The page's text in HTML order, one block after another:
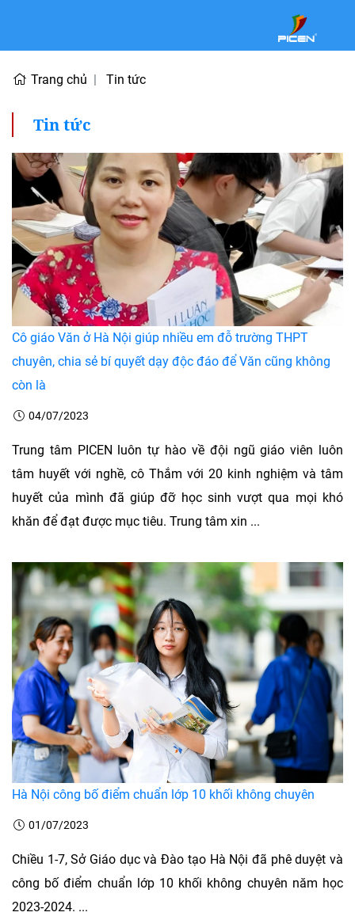
Trang chủ Tin tức
Tin tức
Cô giáo Văn ở Hà Nội giúp nhiều em đỗ trường THPT
chuyên, chia sẻ bí quyết dạy độc đáo để Văn cũng không
còn là
04/07/2023
Trung tâm PICEN luôn tự hào về đội ngũ giáo viên luôn
tâm huyết với nghề, cô Thắm với 20 kinh nghiệm và tâm
huyết của mình đã giúp đỡ học sinh vượt qua mọi khó
khăn để đạt được mục tiêu. Trung tâm xin ...
Hà Nội công bố điểm chuẩn lớp 10 khối không chuyên
01/07/2023
Chiều 1-7, Sở Giáo dục và Đào tạo Hà Nội đã phê duyệt và
công bố điểm chuẩn lớp 10 khối không chuyên năm học
2023-2024. ...